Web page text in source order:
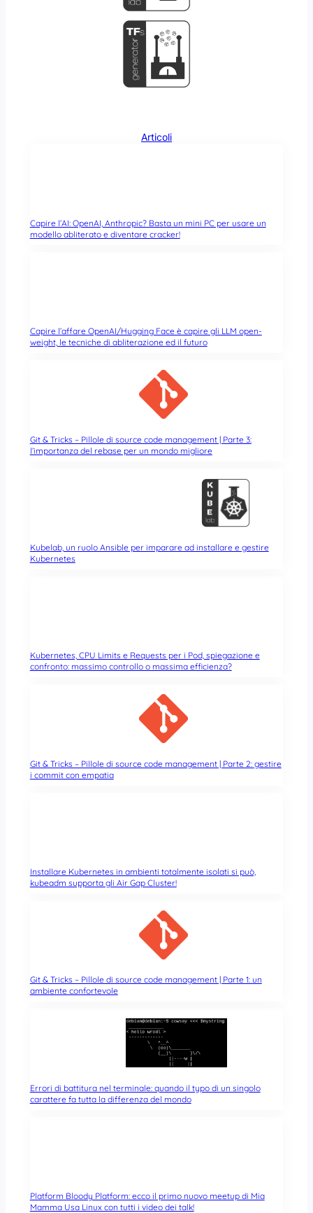
Articoli
Capire l’AI: OpenAI, Anthropic? Basta un mini PC per usare un
modello abliterato e diventare cracker!
Capire l’affare OpenAI/Hugging Face è capire gli LLM open-
weight, le tecniche di abliterazione ed il futuro
Git & Tricks – Pillole di source code management | Parte 3:
l’importanza del rebase per un mondo migliore
Kubelab, un ruolo Ansible per imparare ad installare e gestire
Kubernetes
Kubernetes, CPU Limits e Requests per i Pod, spiegazione e
confronto: massimo controllo o massima efficienza?
Git & Tricks – Pillole di source code management | Parte 2: gestire
i commit con empatia
Installare Kubernetes in ambienti totalmente isolati si può,
kubeadm supporta gli Air Gap Cluster!
Git & Tricks – Pillole di source code management | Parte 1: un
ambiente confortevole
Errori di battitura nel terminale: quando il typo di un singolo
carattere fa tutta la differenza del mondo
Platform Bloody Platform: ecco il primo nuovo meetup di Mia
Mamma Usa Linux con tutti i video dei talk!